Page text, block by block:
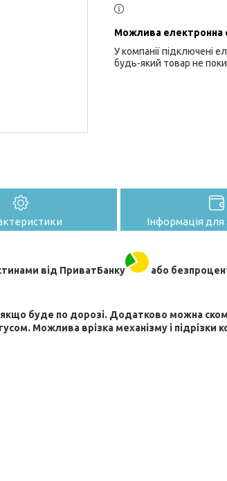
У компанії підключені
будь-який товар не
Інформація
від ПриватБанку або
буде по дорозі. Додатково можна
Можлива врізка механізму і підрізки